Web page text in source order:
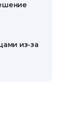
из-за